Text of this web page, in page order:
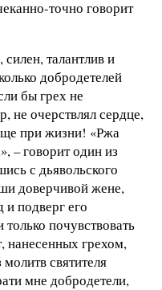
точно говорит
талантлив и
добродетелей
бы грех не
не очерствлял сердце,
при жизни! «Ржа
– говорит один из
с дьявольского
доверчивой жене,
и подверг его
почувствовать
нанесенных грехом,
святителя
мне добродетели,